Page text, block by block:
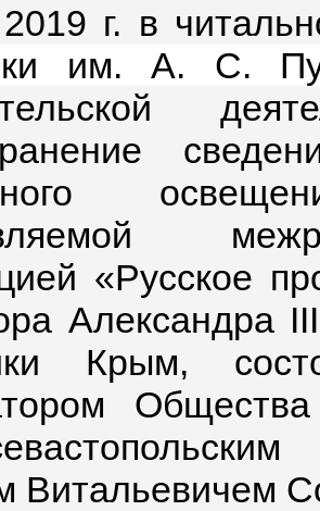
г. в
им. А. С.
«Русское
Александра
Крым,
Витальевичем